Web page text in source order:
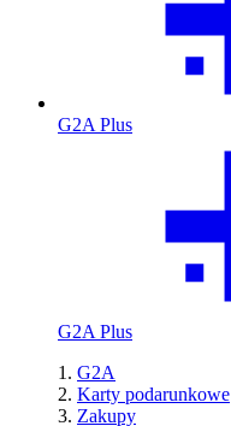
G2A Plus
G2A Plus
G2A
Karty podarunkowe
Zakupy